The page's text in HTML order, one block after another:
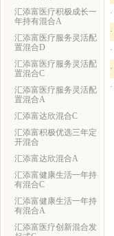
汇添富医疗积极成长一
年持有混合A
汇添富医疗服务灵活配
置混合D
汇添富医疗服务灵活配
置混合C
汇添富医疗服务灵活配
置混合A
汇添富达欣混合C
汇添富积极优选三年定
开混合
汇添富达欣混合A
汇添富健康生活一年持
有混合C
汇添富健康生活一年持
有混合A
汇添富医疗创新混合发
·
·
·
·
·